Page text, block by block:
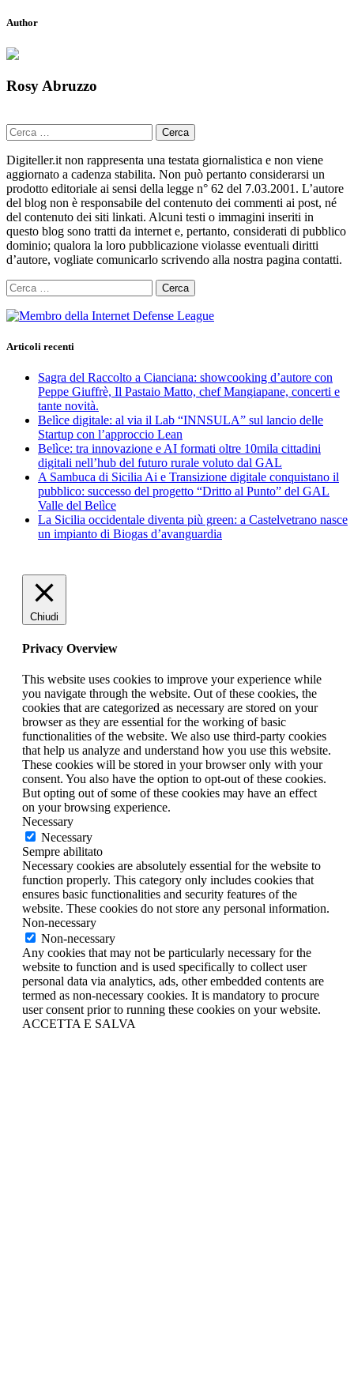
Author
Rosy Abruzzo
Ricerca
per:
Digiteller.it non rappresenta una testata giornalistica e non viene
aggiornato a cadenza stabilita. Non può pertanto considerarsi un
prodotto editoriale ai sensi della legge n° 62 del 7.03.2001. L’autore
del blog non è responsabile del contenuto dei commenti ai post, né
del contenuto dei siti linkati. Alcuni testi o immagini inseriti in
questo blog sono tratti da internet e, pertanto, considerati di pubblico
dominio; qualora la loro pubblicazione violasse eventuali diritti
d’autore, vogliate comunicarlo scrivendo alla nostra pagina contatti.
Ricerca
per:
Articoli recenti
Sagra del Raccolto a Cianciana: showcooking d’autore con
Peppe Giuffrè, Il Pastaio Matto, chef Mangiapane, concerti e
tante novità.
Belìce digitale: al via il Lab “INNSULA” sul lancio delle
Startup con l’approccio Lean
Belìce: tra innovazione e AI formati oltre 10mila cittadini
digitali nell’hub del futuro rurale voluto dal GAL
A Sambuca di Sicilia Ai e Transizione digitale conquistano il
pubblico: successo del progetto “Dritto al Punto” del GAL
Valle del Belìce
La Sicilia occidentale diventa più green: a Castelvetrano nasce
un impianto di Biogas d’avanguardia
Chiudi
Privacy Overview
This website uses cookies to improve your experience while
you navigate through the website. Out of these cookies, the
cookies that are categorized as necessary are stored on your
browser as they are essential for the working of basic
functionalities of the website. We also use third-party cookies
that help us analyze and understand how you use this website.
These cookies will be stored in your browser only with your
consent. You also have the option to opt-out of these cookies.
But opting out of some of these cookies may have an effect
on your browsing experience.
Necessary
Necessary
Sempre abilitato
Necessary cookies are absolutely essential for the website to
function properly. This category only includes cookies that
ensures basic functionalities and security features of the
website. These cookies do not store any personal information.
Non-necessary
Non-necessary
Any cookies that may not be particularly necessary for the
website to function and is used specifically to collect user
personal data via analytics, ads, other embedded contents are
termed as non-necessary cookies. It is mandatory to procure
user consent prior to running these cookies on your website.
ACCETTA E SALVA